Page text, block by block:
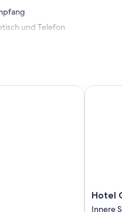
und Telefon
Hotel
Hotel
Innere
Hotel